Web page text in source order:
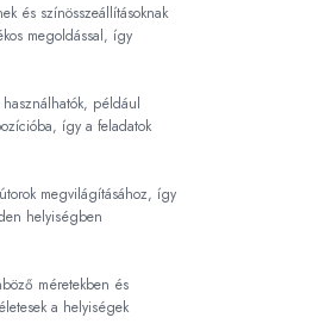
és színösszeállításoknak
megoldással, így
használhatók, például
így a feladatok
megvilágításához, így
helyiségben
méretekben és
a helyiségek